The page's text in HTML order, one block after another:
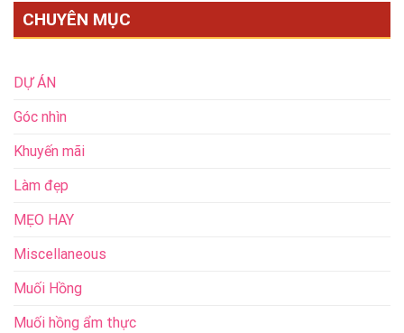
CHUYÊN MỤC
DỰ ÁN
Góc nhìn
Khuyến mãi
Làm đẹp
MẸO HAY
Miscellaneous
Muối Hồng
Muối hồng ẩm thực